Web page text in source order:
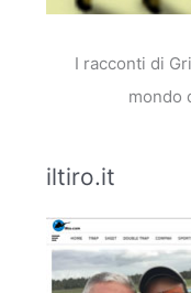
I racconti di
mondo
iltiro.it